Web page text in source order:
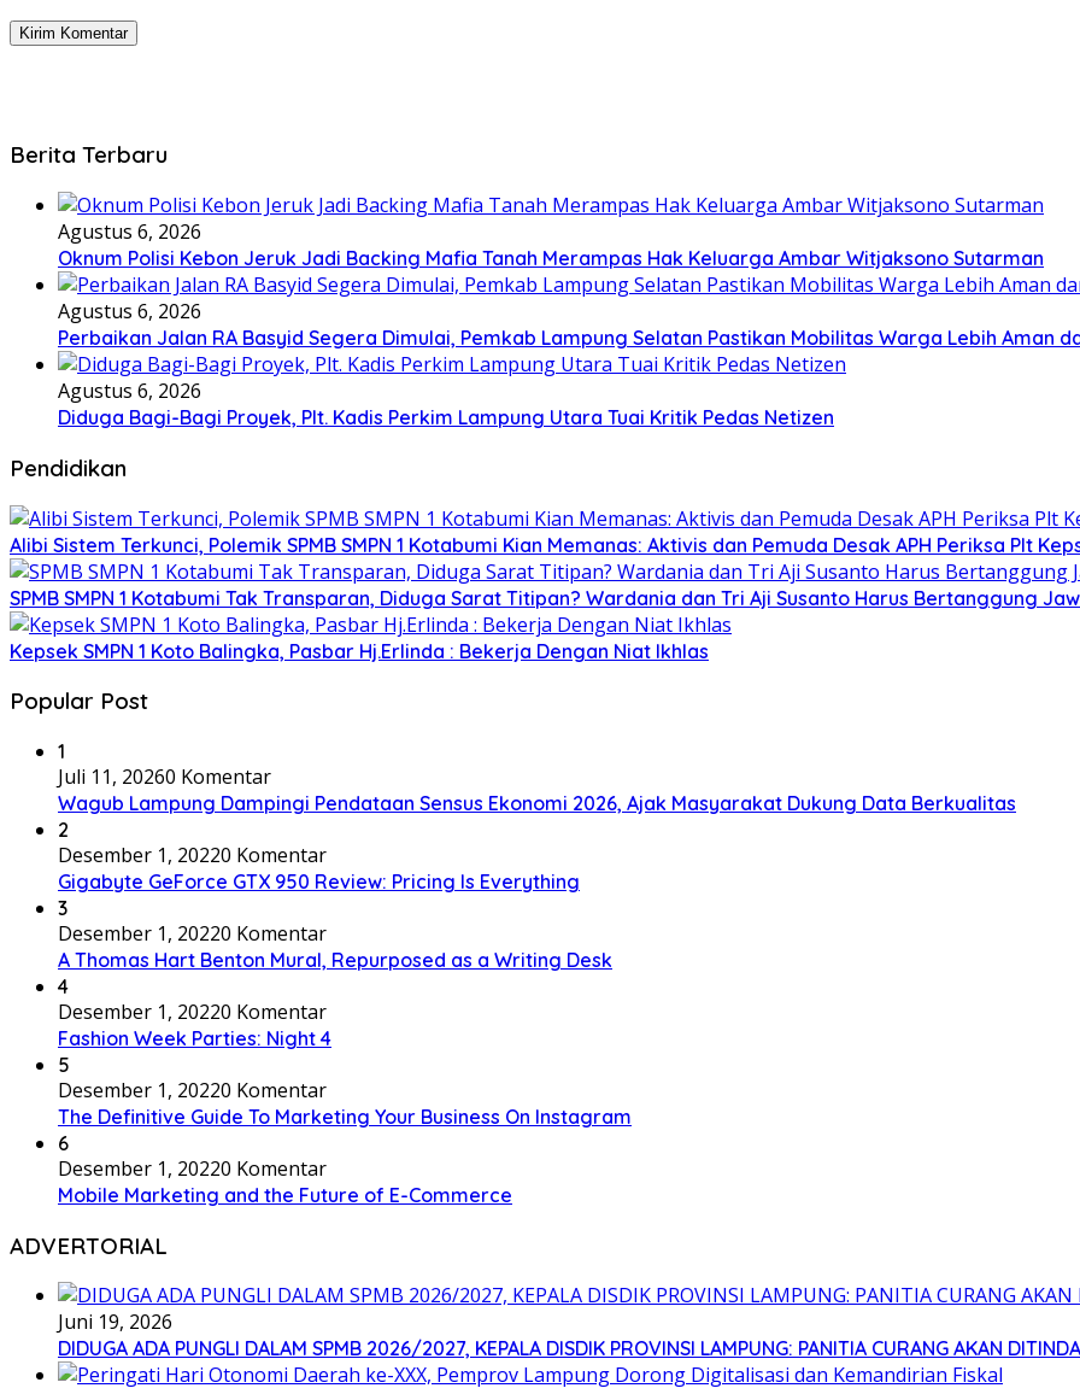
Berita Terbaru
Agustus 6, 2026
Oknum Polisi Kebon Jeruk Jadi Backing Mafia Tanah Merampas Hak Keluarga Ambar Witjaksono Sutarman
Agustus 6, 2026
Perbaikan Jalan RA Basyid Segera Dimulai, Pemkab Lampung Selatan Pastikan Mobilitas Warga Lebih Aman
Agustus 6, 2026
Diduga Bagi-Bagi Proyek, Plt. Kadis Perkim Lampung Utara Tuai Kritik Pedas Netizen
Pendidikan
Alibi Sistem Terkunci, Polemik SPMB SMPN 1 Kotabumi Kian Memanas: Aktivis dan Pemuda Desak APH Periksa Plt
SPMB SMPN 1 Kotabumi Tak Transparan, Diduga Sarat Titipan? Wardania dan Tri Aji Susanto Harus Bertanggung
Kepsek SMPN 1 Koto Balingka, Pasbar Hj.Erlinda : Bekerja Dengan Niat Ikhlas
Popular Post
1
Juli 11, 20260 Komentar
Wagub Lampung Dampingi Pendataan Sensus Ekonomi 2026, Ajak Masyarakat Dukung Data Berkualitas
2
Desember 1, 20220 Komentar
Gigabyte GeForce GTX 950 Review: Pricing Is Everything
3
Desember 1, 20220 Komentar
A Thomas Hart Benton Mural, Repurposed as a Writing Desk
4
Desember 1, 20220 Komentar
Fashion Week Parties: Night 4
5
Desember 1, 20220 Komentar
The Definitive Guide To Marketing Your Business On Instagram
6
Desember 1, 20220 Komentar
Mobile Marketing and the Future of E-Commerce
ADVERTORIAL
Juni 19, 2026
DIDUGA ADA PUNGLI DALAM SPMB 2026/2027, KEPALA DISDIK PROVINSI LAMPUNG: PANITIA CURANG AKAN